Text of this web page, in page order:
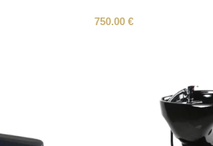
750.00 €